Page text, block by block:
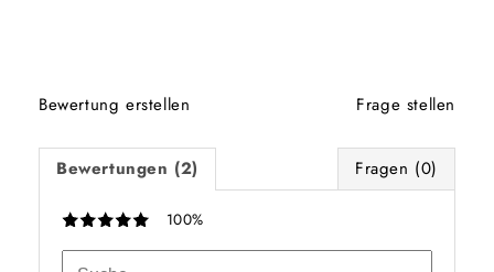
Bewertung erstellen Frage stellen
Bewertungen (2) Fragen (0)
100%